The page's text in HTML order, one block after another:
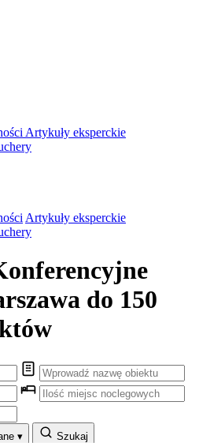
Artykuły eksperckie
Artykuły eksperckie
do 150
▾ Szukaj